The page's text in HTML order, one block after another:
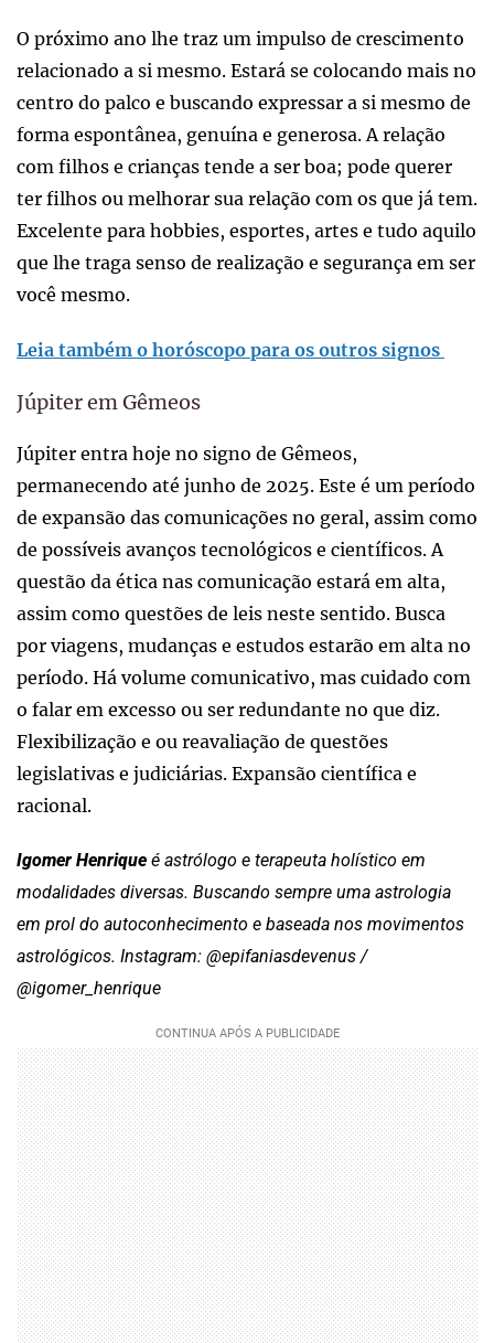
O próximo ano lhe traz um impulso de crescimento
relacionado a si mesmo. Estará se colocando mais no
centro do palco e buscando expressar a si mesmo de
forma espontânea, genuína e generosa. A relação
com filhos e crianças tende a ser boa; pode querer
ter filhos ou melhorar sua relação com os que já tem.
Excelente para hobbies, esportes, artes e tudo aquilo
que lhe traga senso de realização e segurança em ser
você mesmo.
Leia também o horóscopo para os outros signos
Júpiter em Gêmeos
Júpiter entra hoje no signo de Gêmeos,
permanecendo até junho de 2025. Este é um período
de expansão das comunicações no geral, assim como
de possíveis avanços tecnológicos e científicos. A
questão da ética nas comunicação estará em alta,
assim como questões de leis neste sentido. Busca
por viagens, mudanças e estudos estarão em alta no
período. Há volume comunicativo, mas cuidado com
o falar em excesso ou ser redundante no que diz.
Flexibilização e ou reavaliação de questões
legislativas e judiciárias. Expansão científica e
racional.
Igomer Henrique é astrólogo e terapeuta holístico em
modalidades diversas. Buscando sempre uma astrologia
em prol do autoconhecimento e baseada nos movimentos
astrológicos. Instagram: @epifaniasdevenus /
@igomer_henrique